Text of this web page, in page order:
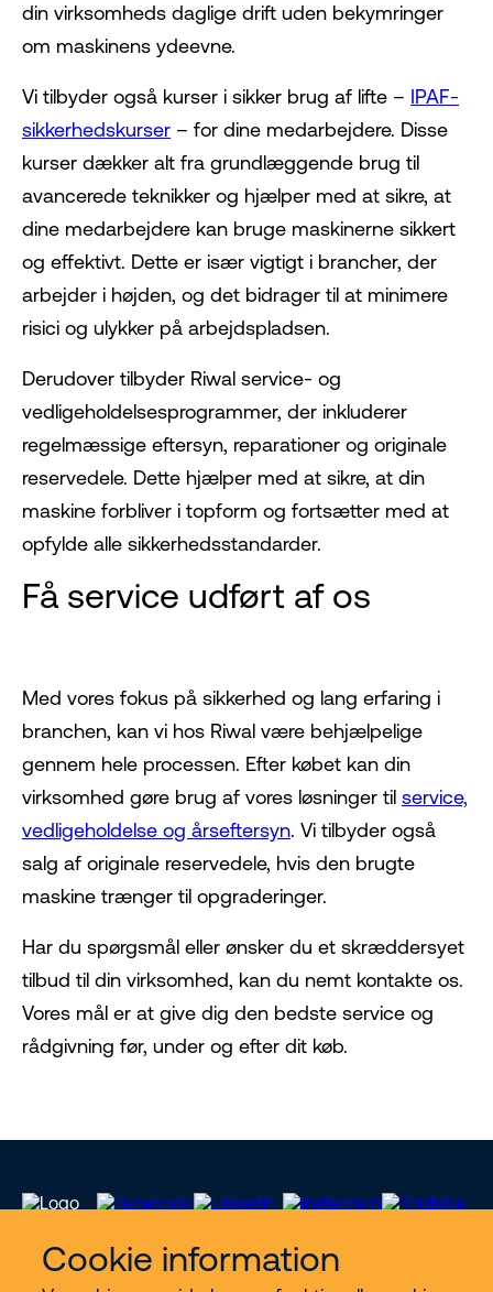
Cookie information
din virksomheds daglige drift uden bekymringer
om maskinens ydeevne.
Vi tilbyder også kurser i sikker brug af lifte – IPAF-
sikkerhedskurser – for dine medarbejdere. Disse
kurser dækker alt fra grundlæggende brug til
avancerede teknikker og hjælper med at sikre, at
dine medarbejdere kan bruge maskinerne sikkert
og effektivt. Dette er især vigtigt i brancher, der
arbejder i højden, og det bidrager til at minimere
risici og ulykker på arbejdspladsen.
Derudover tilbyder Riwal service- og
vedligeholdelsesprogrammer, der inkluderer
regelmæssige eftersyn, reparationer og originale
reservedele. Dette hjælper med at sikre, at din
maskine forbliver i topform og fortsætter med at
opfylde alle sikkerhedsstandarder.
Få service udført af os
Med vores fokus på sikkerhed og lang erfaring i
branchen, kan vi hos Riwal være behjælpelige
gennem hele processen. Efter købet kan din
virksomhed gøre brug af vores løsninger til service,
vedligeholdelse og årseftersyn. Vi tilbyder også
salg af originale reservedele, hvis den brugte
maskine trænger til opgraderinger.
Har du spørgsmål eller ønsker du et skræddersyet
tilbud til din virksomhed, kan du nemt kontakte os.
Vores mål er at give dig den bedste service og
rådgivning før, under og efter dit køb.